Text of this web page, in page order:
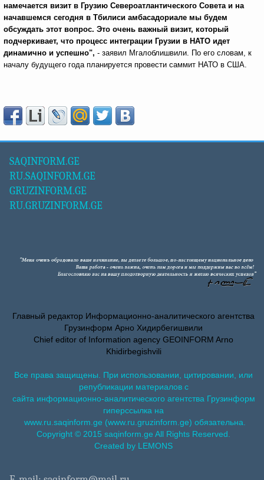
намечается визит в Грузию Североатлантического Совета и на
начавшемся сегодня в Тбилиси амбасадориале мы будем
обсуждать этот вопрос. Это очень важный визит, который
подчеркивает, что процесс интеграции Грузии в НАТО идет
динамично и успешно", - заявил Мгалоблишвили. По его словам, к
началу будущего года планируется провести саммит НАТО в США.
SAQINFORM.GE
RU.SAQINFORM.GE
GRUZINFORM.GE
RU.GRUZINFORM.GE
Главный редактор Информационно-аналитического агентства
Грузинформ Арно Хидирбегишвили
Chief editor of Information agency GEOINFORM Arno
Khidirbegishvili
Все права защищены. При использовании, цитировании, или
републикации материалов с
сайта информационно-аналитического агентства Грузинформ
гиперссылка на
www.ru.saqinform.ge (www.ru.gruzinform.ge) обязательна.
Copyright © 2015 saqinform.ge All Rights Reserved.
Created by LEMONS